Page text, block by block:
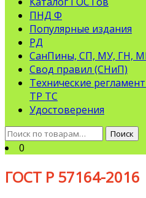
ПНД Ф
Популярные издания
РД
СанПины, СП, МУ, ГН,
Свод правил (СНиП)
Технические
ТР ТС
Удостоверения
Искать:
Поиск
0
ГОСТ Р 57164-2016